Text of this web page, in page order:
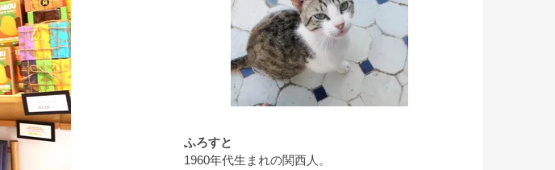
ふろすと
1960年代生まれの関西人。